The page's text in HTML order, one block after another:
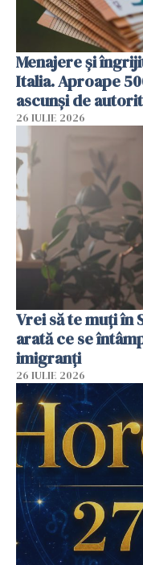
Menajere și
Italia. Aproape
ascunși de
26 IULIE 2026
Vrei să te muți în
arată ce se
imigranți
26 IULIE 2026